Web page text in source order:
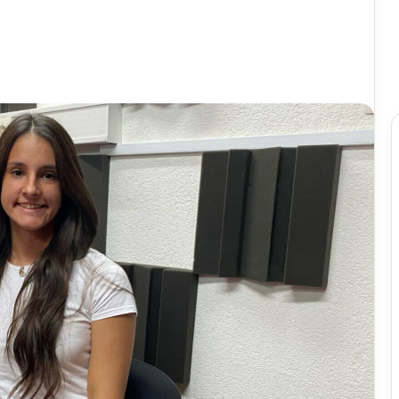
Neretvu i
niz
U
Blizancima
proslavljen
18.
Dan
Blizanaca
prije 23 sata
U Blizancima proslavljen 18. Dan
Blizanaca